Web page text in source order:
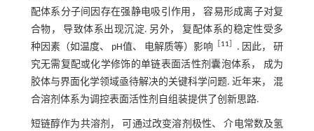
配体系分子间因存在强静电吸引作用， 容易形成离子对复
合物， 导致体系出现沉淀. 另外， 复配体系的稳定性受多
种因素（如温度、 pH值、 电解质等）影响
11
. 因此， 研
究无需复配或化学修饰的单链表面活性剂囊泡体系， 成为
胶体与界面化学领域亟待解决的关键科学问题. 近年来， 混
合溶剂体系为调控表面活性剂自组装提供了创新思路.
短链醇作为共溶剂， 可通过改变溶剂极性、 介电常数及氢